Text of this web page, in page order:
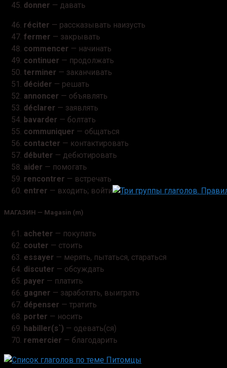
donner — давать
réciter — рассказывать наизусть
fermer — закрывать
commencer — начинать
continuer — продолжать
terminer — заканчивать
décider — решать
annoncer — объявлять
déclarer — заявлять
bavarder — болтать
communiquer — общаться
contacter — контактировать
débuter — дебютировать
aider — помогать
rencontrer — встречать
entrer — входить; войти
МАГАЗИН — Magasin (m)
acheter — покупать
couter — стоить
еssayer — мерять, пытаться, стараться
discuter — обсуждать
рayer — платить
gagner — заработать, выиграть
dépenser — тратить
porter — носить
habiller(s`) — одевать(ся)
remercier — благодарить